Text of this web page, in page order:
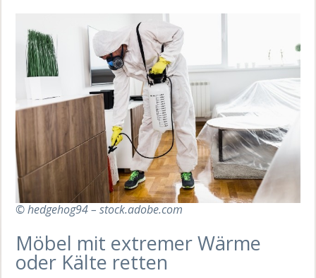
© hedgehog94 – stock.adobe.com
Möbel mit extremer Wärme
oder Kälte retten